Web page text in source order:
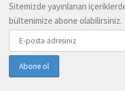
Sitemizde yayınlanan
bültenimize abone olabilirsiniz.